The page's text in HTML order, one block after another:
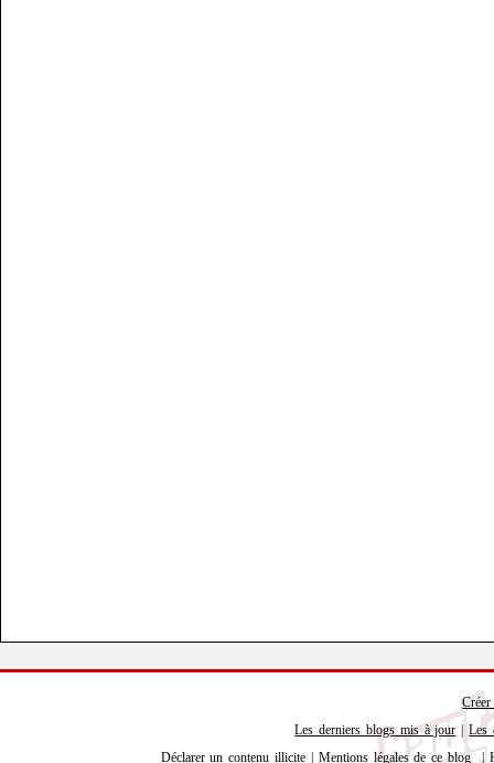
Les derniers blogs mis à jour |Les
Déclarer un contenu illicite
Mentions légales de ce blog |